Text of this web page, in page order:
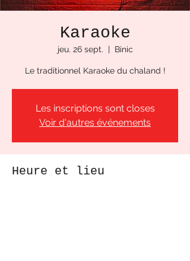
Karaoke
jeu. 26 sept.
  |
Binic
Le traditionnel Karaoke du chaland !
Les inscriptions sont closes
Voir d'autres événements
Heure et lieu